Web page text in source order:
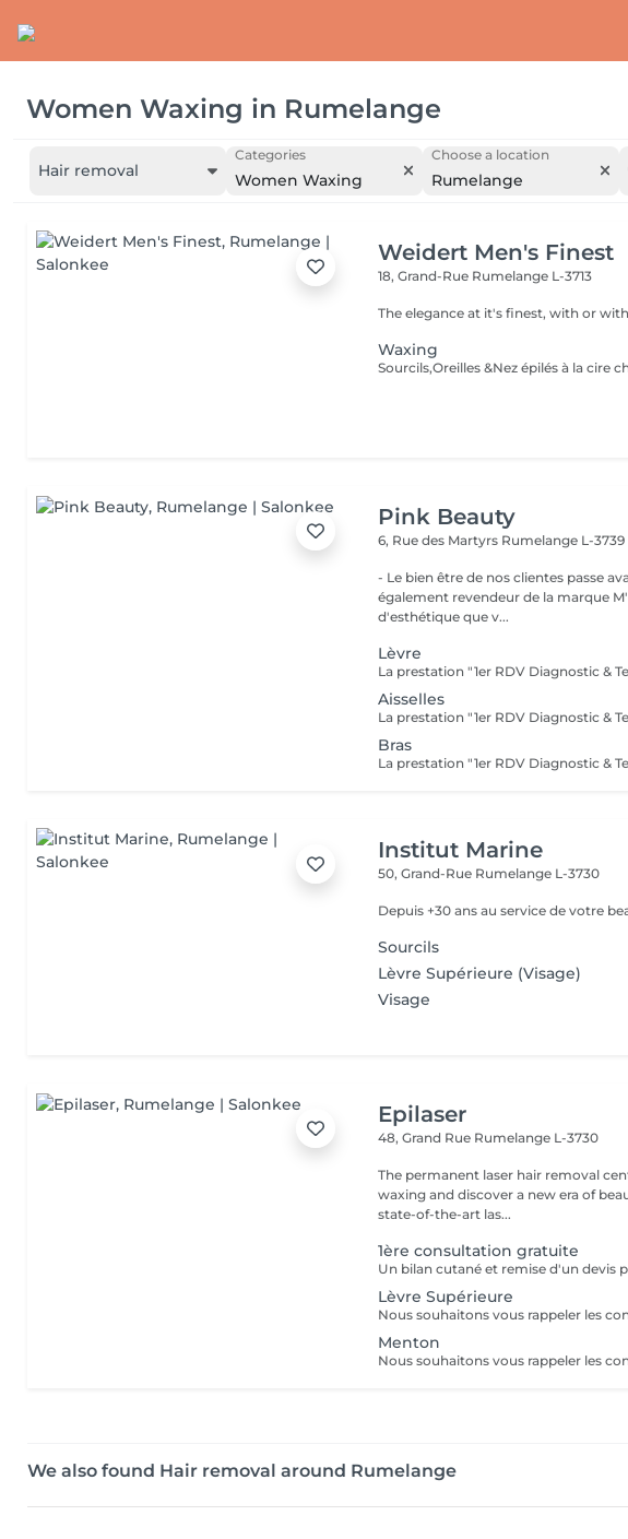
Women Waxing in Rumelange
Hair removal
Categories
Women Waxing
Choose a location
Rumelange
Weidert Men's Finest
18, Grand-Rue Rumelange L-3713
The elegance at it's finest, with or
Waxing
Sourcils,Oreilles &Nez épilés à la cire
Pink Beauty
6, Rue des Martyrs Rumelange L-3739
- Le bien être de nos clientes passe avant tout ! -
également revendeur de la marque
d'esthétique que v...
Lèvre
Aisselles
Bras
Institut Marine
50, Grand-Rue Rumelange L-3730
Depuis +30 ans au service de votre
Sourcils
Lèvre Supérieure (Visage)
Visage
Epilaser
48, Grand Rue Rumelange L-3730
The permanent laser hair removal centre. Say goodbye to
waxing and discover a new era of
state-of-the-art las...
1ère consultation gratuite
Lèvre Supérieure
Menton
We also found Hair removal around Rumelange